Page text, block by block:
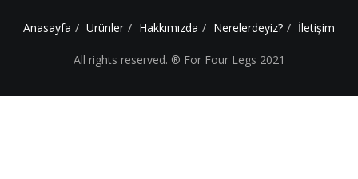
Anasayfa Ürünler Hakkımızda Nerelerdeyiz? İletişim
All rights reserved. ® For Four Legs 2021